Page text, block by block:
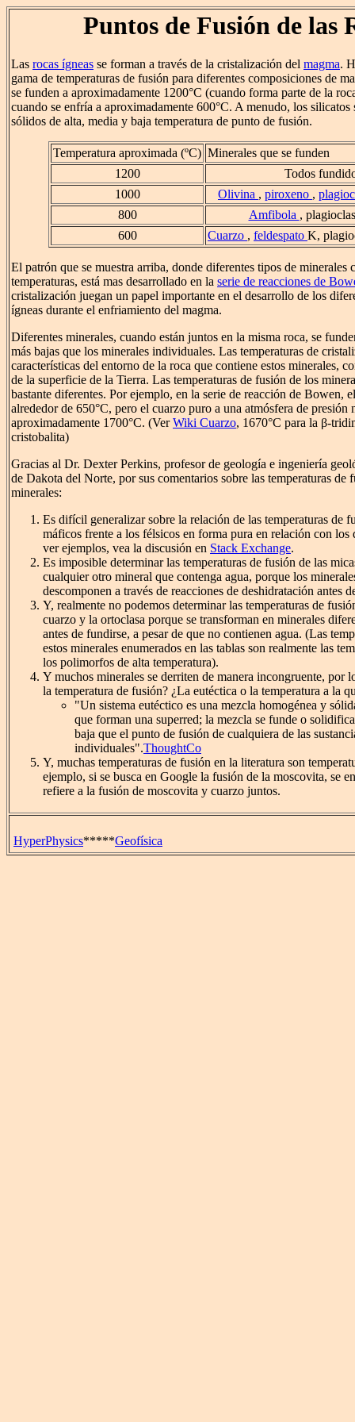
Puntos de Fusión de las
Las rocas ígneas se forman a través de la cristalización del magma.
gama de temperaturas de fusión para diferentes composiciones de
se funden a aproximadamente 1200°C (cuando forma parte de la
cuando se enfría a aproximadamente 600°C. A menudo, los silicatos
sólidos de alta, media y baja temperatura de punto de fusión.
Temperatura aproximada (ºC) Minerales que se funden
1200
Todos
1000
Olivina , piroxeno ,
800
Amfibola ,
600
Cuarzo , feldespato K,
El patrón que se muestra arriba, donde diferentes tipos de minerales
temperaturas, está mas desarrollado en la serie de reacciones de
cristalización juegan un papel importante en el desarrollo de los
ígneas durante el enfriamiento del magma.
Diferentes minerales, cuando están juntos en la misma roca, se
más bajas que los minerales individuales. Las temperaturas de
características del entorno de la roca que contiene estos minerales,
de la superficie de la Tierra. Las temperaturas de fusión de los
bastante diferentes. Por ejemplo, en la serie de reacción de Bowen,
alrededor de 650°C, pero el cuarzo puro a una atmósfera de presión
aproximadamente 1700°C. (VerWiki Cuarzo, 1670°C para la β-
cristobalita)
Gracias al Dr. Dexter Perkins, profesor de geología e ingeniería
de Dakota del Norte, por sus comentarios sobre las temperaturas de
minerales:
Es difícil generalizar sobre la relación de las temperaturas de
máficos frente a los félsicos en forma pura en relación con los
ver ejemplos, vea la discusión en Stack Exchange.
Es imposible determinar las temperaturas de fusión de las
cualquier otro mineral que contenga agua, porque los
descomponen a través de reacciones de deshidratación antes
Y, realmente no podemos determinar las temperaturas de
cuarzo y la ortoclasa porque se transforman en minerales
antes de fundirse, a pesar de que no contienen agua. (Las
estos minerales enumerados en las tablas son realmente las
los polimorfos de alta temperatura).
Y muchos minerales se derriten de manera incongruente, por
la temperatura de fusión? ¿La eutéctica o la temperatura a la
"Un sistema eutéctico es una mezcla homogénea y
que forman una superred; la mezcla se funde o
baja que el punto de fusión de cualquiera de las
individuales".ThoughtCo
Y, muchas temperaturas de fusión en la literatura son
ejemplo, si se busca en Google la fusión de la moscovita, se
refiere a la fusión de moscovita y cuarzo juntos.
HyperPhysics*****Geofísica